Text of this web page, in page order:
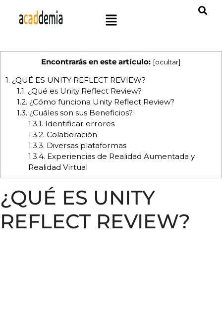
Encontrarás en este artículo: [ocultar]
1. ¿QUÉ ES UNITY REFLECT REVIEW?
1.1. ¿Qué es Unity Reflect Review?
1.2. ¿Cómo funciona Unity Reflect Review?
1.3. ¿Cuáles son sus Beneficios?
1.3.1. Identificar errores
1.3.2. Colaboración
1.3.3. Diversas plataformas
1.3.4. Experiencias de Realidad Aumentada y
Realidad Virtual
¿QUÉ ES UNITY
REFLECT REVIEW?